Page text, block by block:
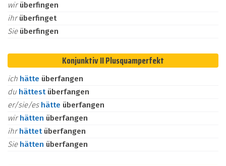
wirüberfingen
ihrüberfinget
Sie überfingen
Konjunktiv II Plusquamperfekt
ich hätte überfangen
du hättest überfangen
er/sie/es hätte überfangen
wirhätten überfangen
ihrhättet überfangen
Sie hätten überfangen